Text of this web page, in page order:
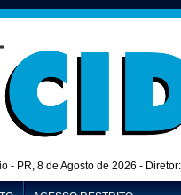
- PR, 8 de Agosto de 2026 -